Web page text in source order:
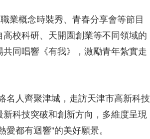
業概念時裝秀、青春分享會等節目
校科研、天開園創業等不同領域的
同唱響《有我》，激勵青年紮實走
人齊聚津城，走訪天津市高新科技
科技突破和創新方向，多維度呈現
都有迴響”的美好願景。